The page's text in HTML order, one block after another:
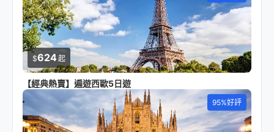
$624起
【經典熱賣】遍遊西歐5日遊
95%好評